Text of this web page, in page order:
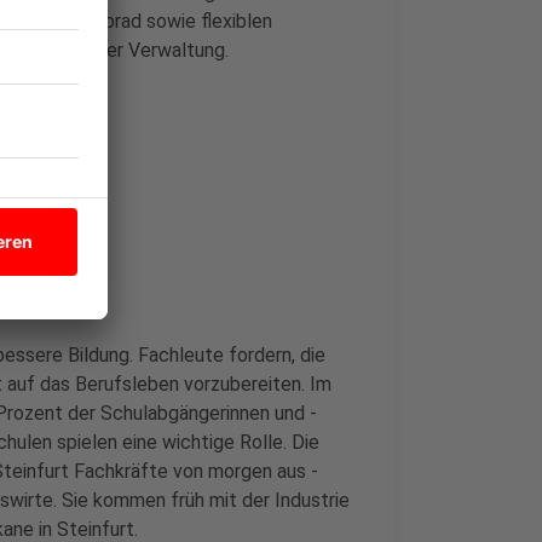
Studio, Jobrad sowie flexiblen
in der Verwaltung.
Bildung. Fachleute fordern, die
das Berufsleben vorzubereiten. Im
der Schulabgängerinnen und -
spielen eine wichtige Rolle. Die
Fachkräfte von morgen aus -
Sie kommen früh mit der Industrie
in Steinfurt.